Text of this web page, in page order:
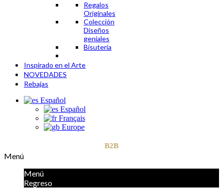
Regalos
Originales
Colección
Diseños
geniales
Bisutería
Inspirado en el Arte
NOVEDADES
Rebajas
Español
Español
Français
Europe
B2B
Menú
Menú
Regreso